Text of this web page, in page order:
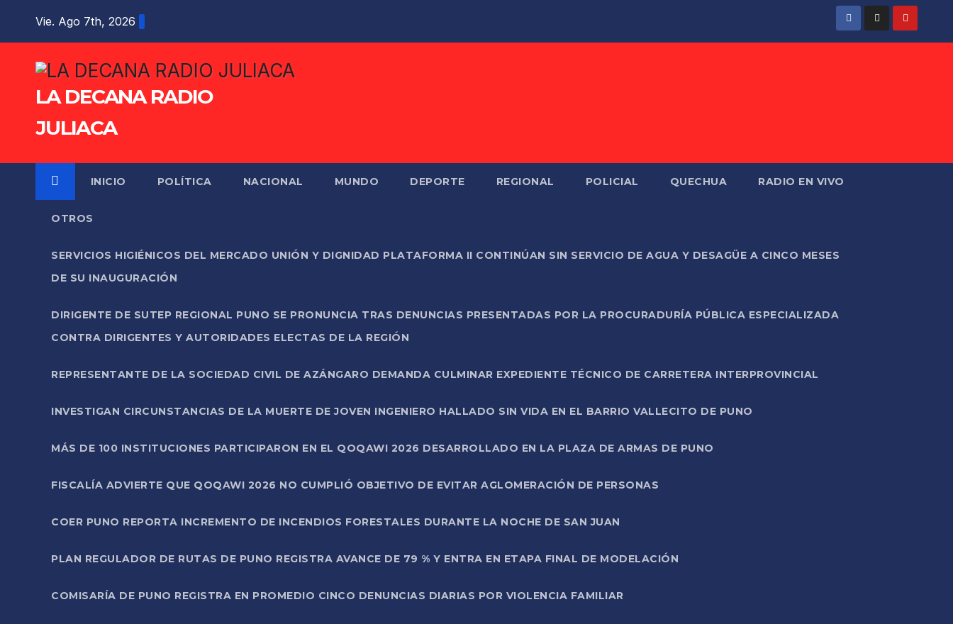
Vie. Ago 7th, 2026
LA DECANA RADIO
JULIACA
INICIO POLÍTICA NACIONAL MUNDO DEPORTE REGIONAL POLICIAL QUECHUA RADIO EN VIVO
OTROS
SERVICIOS HIGIÉNICOS DEL MERCADO UNIÓN Y DIGNIDAD PLATAFORMA II CONTINÚAN SIN SERVICIO DE AGUA Y DESAGÜE A CINCO MESES
DE SU INAUGURACIÓN
DIRIGENTE DE SUTEP REGIONAL PUNO SE PRONUNCIA TRAS DENUNCIAS PRESENTADAS POR LA PROCURADURÍA PÚBLICA ESPECIALIZADA
CONTRA DIRIGENTES Y AUTORIDADES ELECTAS DE LA REGIÓN
REPRESENTANTE DE LA SOCIEDAD CIVIL DE AZÁNGARO DEMANDA CULMINAR EXPEDIENTE TÉCNICO DE CARRETERA INTERPROVINCIAL
INVESTIGAN CIRCUNSTANCIAS DE LA MUERTE DE JOVEN INGENIERO HALLADO SIN VIDA EN EL BARRIO VALLECITO DE PUNO
MÁS DE 100 INSTITUCIONES PARTICIPARON EN EL QOQAWI 2026 DESARROLLADO EN LA PLAZA DE ARMAS DE PUNO
FISCALÍA ADVIERTE QUE QOQAWI 2026 NO CUMPLIÓ OBJETIVO DE EVITAR AGLOMERACIÓN DE PERSONAS
COER PUNO REPORTA INCREMENTO DE INCENDIOS FORESTALES DURANTE LA NOCHE DE SAN JUAN
PLAN REGULADOR DE RUTAS DE PUNO REGISTRA AVANCE DE 79 % Y ENTRA EN ETAPA FINAL DE MODELACIÓN
COMISARÍA DE PUNO REGISTRA EN PROMEDIO CINCO DENUNCIAS DIARIAS POR VIOLENCIA FAMILIAR